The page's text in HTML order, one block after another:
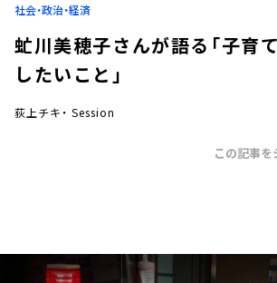
お知らせ
社会・政治・経済
虻川美穂子さんが語る「子育
したいこと」
荻上チキ・ Session
この記事を